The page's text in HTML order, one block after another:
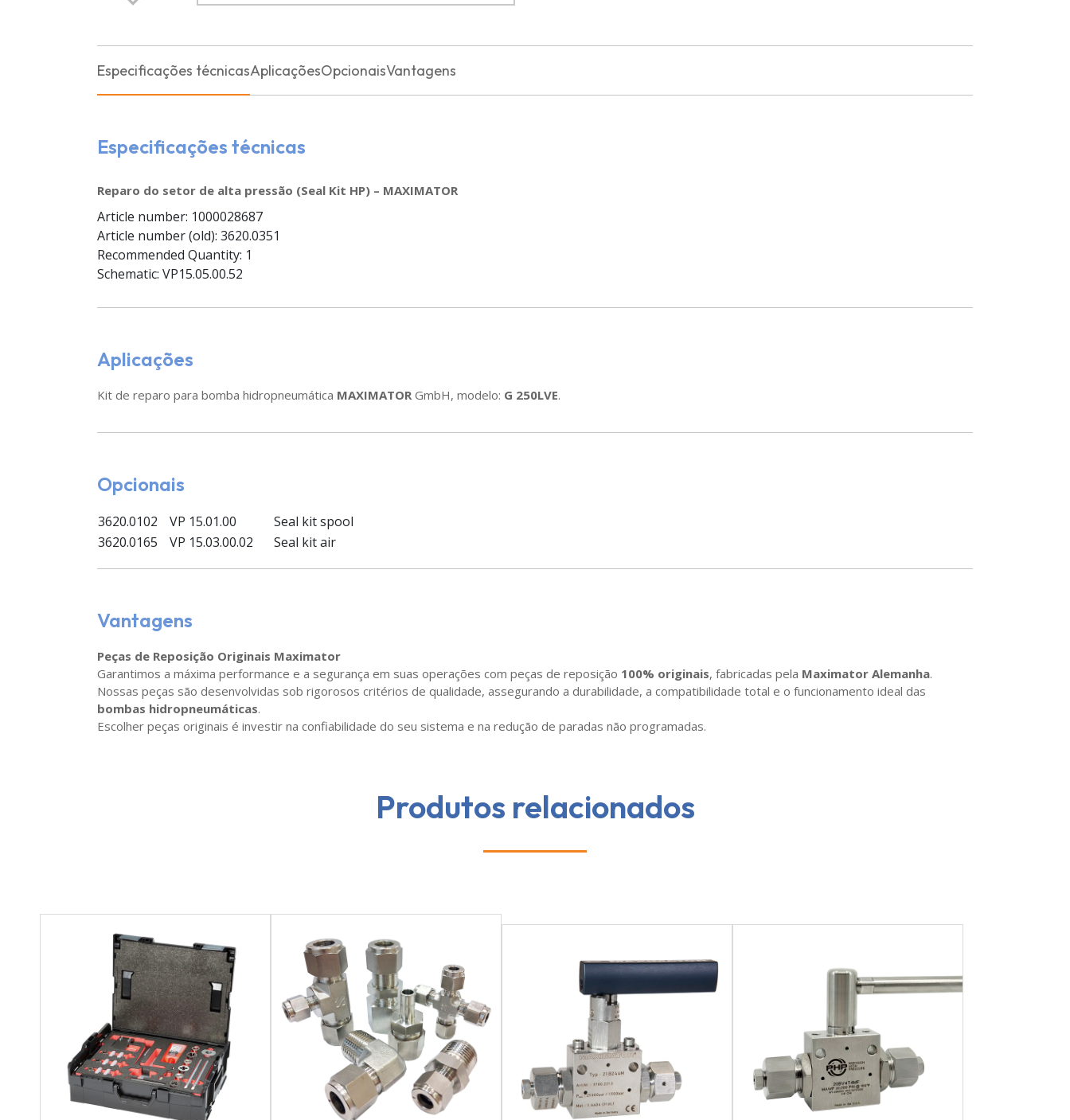
Especificações técnicasAplicaçõesOpcionaisVantagens
Especificações técnicas
Reparo do setor de alta pressão (Seal Kit HP) – MAXIMATOR
Article number: 1000028687
Article number (old): 3620.0351
Recommended Quantity: 1
Schematic: VP15.05.00.52
Aplicações
Kit de reparo para bomba hidropneumática MAXIMATOR GmbH, modelo: G 250LVE.
Opcionais
3620.0102 VP 15.01.00
Seal kit spool
3620.0165
VP 15.03.00.02 Seal kit air
Vantagens
Peças de Reposição Originais Maximator
Garantimos a máxima performance e a segurança em suas operações com peças de reposição 100% originais, fabricadas pela Maximator Alemanha.
Nossas peças são desenvolvidas sob rigorosos critérios de qualidade, assegurando a durabilidade, a compatibilidade total e o funcionamento ideal das
bombas hidropneumáticas.
Escolher peças originais é investir na confiabilidade do seu sistema e na redução de paradas não programadas.
Produtos relacionados